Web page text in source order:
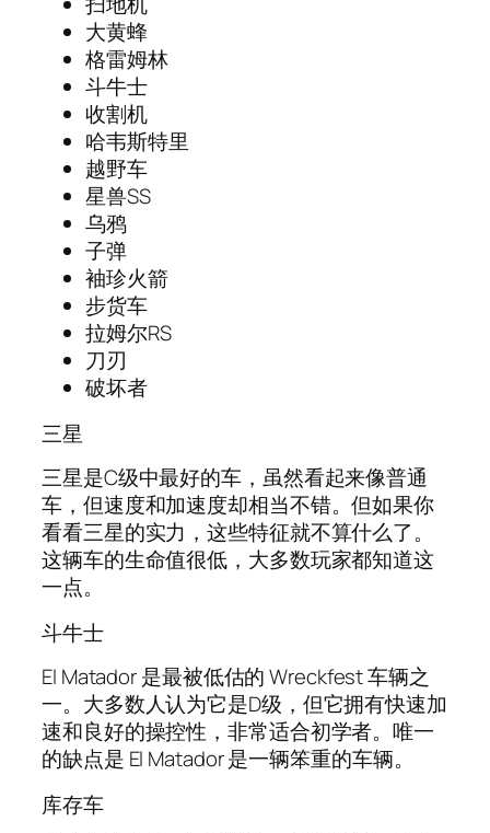
大黄蜂
格雷姆林
斗牛士
收割机
哈韦斯特里
越野车
星兽SS
乌鸦
子弹
袖珍火箭
步货车
拉姆尔RS
刀刃
破坏者
三星
三星是C级中最好的车，虽然看起来像普通
车，但速度和加速度却相当不错。但如果你
看看三星的实力，这些特征就不算什么了。
这辆车的生命值很低，大多数玩家都知道这
一点。
斗牛士
El Matador 是最被低估的 Wreckfest 车辆之
一。大多数人认为它是D级，但它拥有快速加
速和良好的操控性，非常适合初学者。唯一
的缺点是 El Matador 是一辆笨重的车辆。
库存车